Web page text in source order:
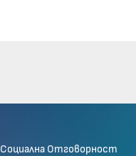
Социална Отговорност